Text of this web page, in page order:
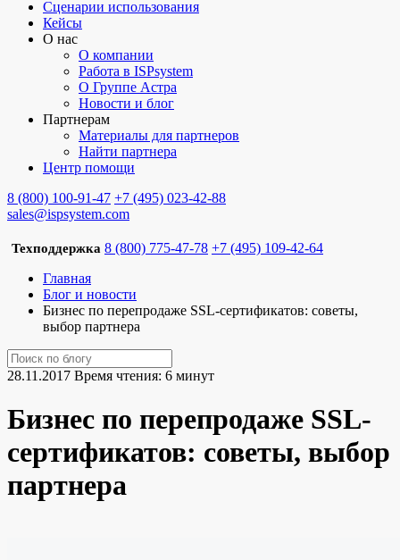
Сценарии использования
Кейсы
О нас
О компании
Работа в ISPsystem
О Группе Астра
Новости и блог
Партнерам
Материалы для партнеров
Найти партнера
Центр помощи
8 (800) 100-91-47 +7 (495) 023-42-88
sales@ispsystem.com
Техподдержка 8 (800) 775-47-78 +7 (495) 109-42-64
Главная
Блог и новости
Бизнес по перепродаже SSL-сертификатов: советы,
выбор партнера
28.11.2017 Время чтения: 6 минут
Бизнес по перепродаже SSL-
сертификатов: советы, выбор
партнера